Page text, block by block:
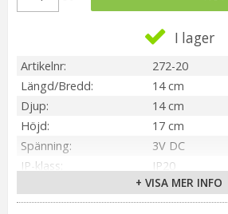
I lager
Artikelnr
272-20
Längd/Bredd
14 cm
Djup
14 cm
Höjd
17 cm
Spänning
3V DC
IP-klass
IP20
Grå
Sockel
Ej utbytbar
+ VISA MER INFO